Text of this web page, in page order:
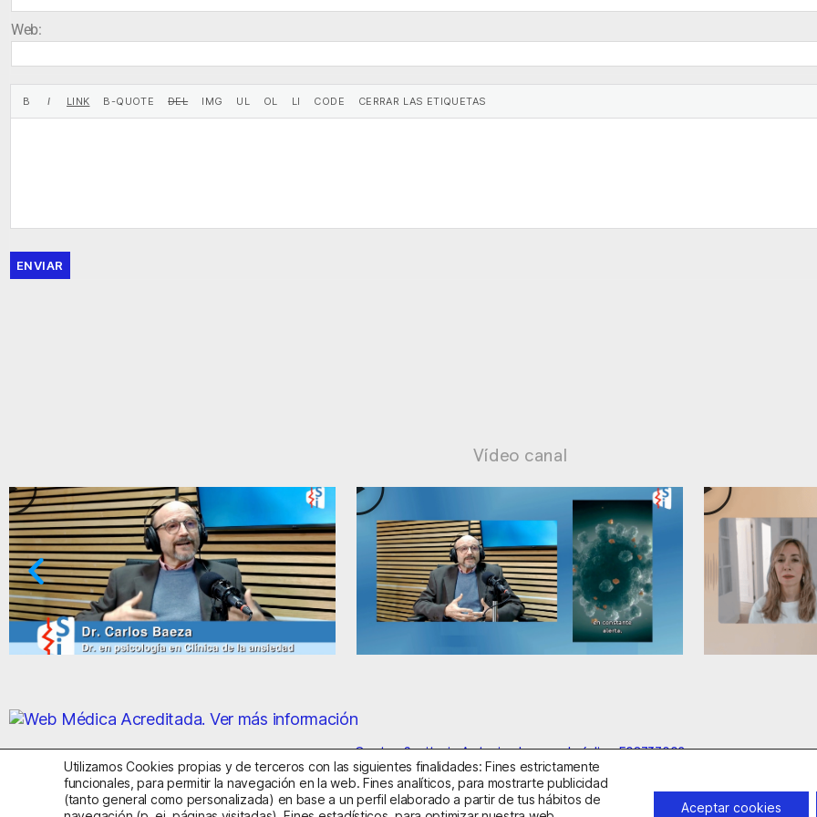
Web:
ENVIAR
Vídeo canal
Centro Sanitario Autorizado con el código E08737002
Aviso LegalPolítica de PrivacidadPolítica de CookiesCondiciones Generales de
Utilizamos Cookies propias y de terceros con las siguientes finalidades: Fines estrictamente
funcionales, para permitir la navegación en la web. Fines analíticos, para mostrarte publicidad
(tanto general como personalizada) en base a un perfil elaborado a partir de tus hábitos de
Aceptar cookies